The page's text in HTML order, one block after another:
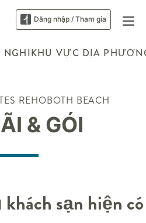
Đăng nhập / Tham gia
NGHIKHU VỰC ĐỊA
REHOBOTH BEACH
& GÓI
sạn hiện có